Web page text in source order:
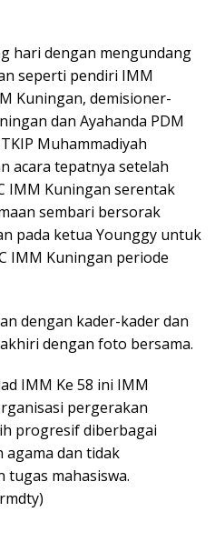
hari dengan mengundang
seperti pendiri IMM
Kuningan, demisioner-
dan Ayahanda PDM
Muhammadiyah
acara tepatnya setelah
IMM Kuningan serentak
sembari bersorak
pada ketua Younggy untuk
IMM Kuningan periode
dengan kader-kader dan
dengan foto bersama.
IMM Ke 58 ini IMM
pergerakan
progresif diberbagai
agama dan tidak
tugas mahasiswa.